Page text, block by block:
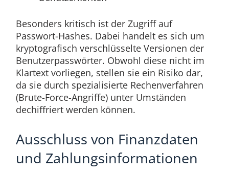
Besonders kritisch ist der Zugriff auf
Passwort-Hashes. Dabei handelt es sich um
kryptografisch verschlüsselte Versionen der
Benutzerpasswörter. Obwohl diese nicht im
Klartext vorliegen, stellen sie ein Risiko dar,
da sie durch spezialisierte Rechenverfahren
(Brute-Force-Angriffe) unter Umständen
dechiffriert werden können.
Ausschluss von Finanzdaten
und Zahlungsinformationen